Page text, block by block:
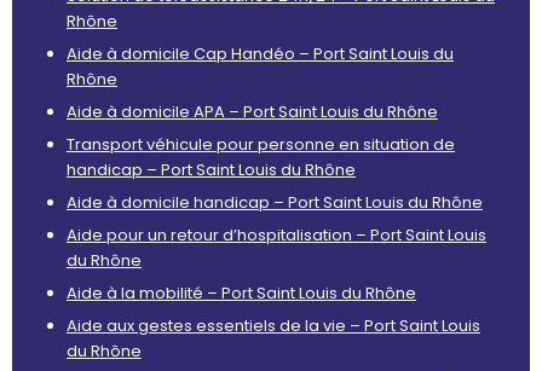
Rhône
Aide à domicile Cap Handéo – Port Saint Louis du
Rhône
Aide à domicile APA – Port Saint Louis du Rhône
Transport véhicule pour personne en situation de
handicap – Port Saint Louis du Rhône
Aide à domicile handicap – Port Saint Louis du Rhône
Aide pour un retour d’hospitalisation – Port Saint Louis
du Rhône
Aide à la mobilité – Port Saint Louis du Rhône
Aide aux gestes essentiels de la vie – Port Saint Louis
du Rhône